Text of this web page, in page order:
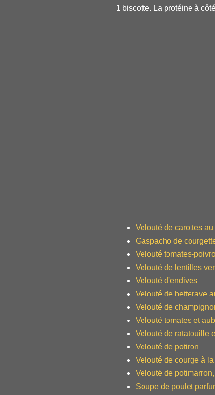
1 biscotte. La protéine à
Velouté de carottes
Gaspacho de
Velouté tomates-
Velouté de lentilles
Velouté d'endives
Velouté de betterave
Velouté de
Velouté tomates et
Velouté de ratatouille
Velouté de potiron
Velouté de courge à
Velouté de
Soupe de poulet